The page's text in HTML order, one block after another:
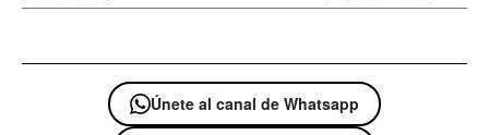
Únete al canal de Whatsapp